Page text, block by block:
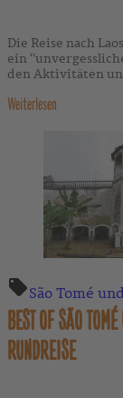
Die Reise nach
ein
den Aktivitäten
Weiterlesen
São Tomé
BEST OF SÃO
RUNDREISE